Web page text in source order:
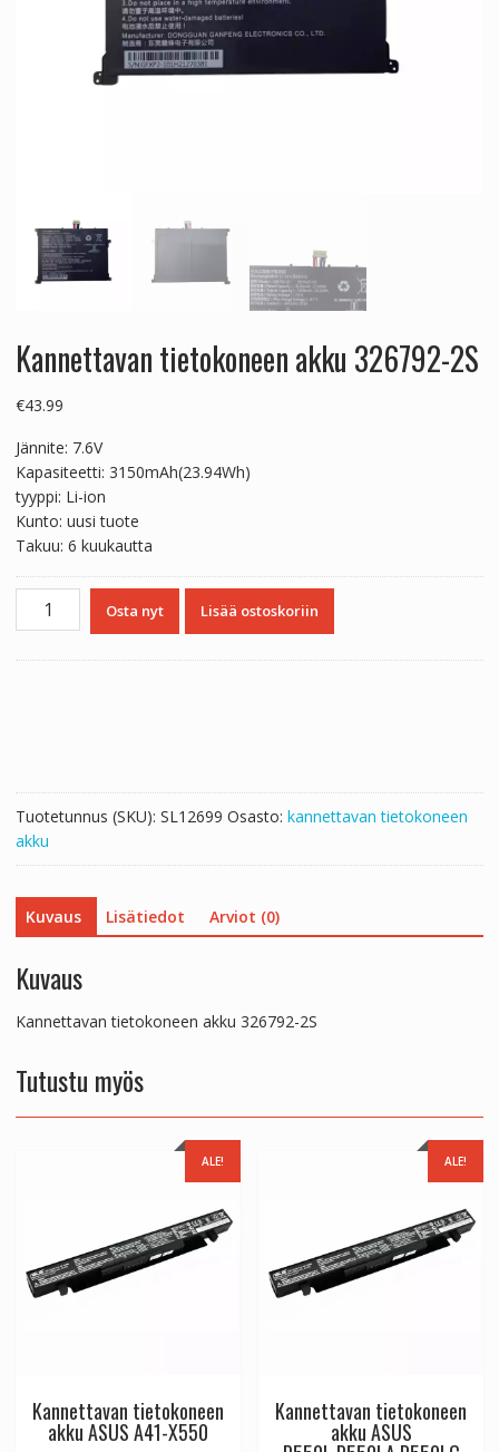
Kannettavan tietokoneen akku 326792-2S
€43.99
Jännite: 7.6V
Kapasiteetti: 3150mAh(23.94Wh)
tyyppi: Li-ion
Kunto: uusi tuote
Takuu: 6 kuukautta
Kannettavan
tietokoneen
Osta nyt Lisää ostoskoriin
Tuotetunnus (SKU): SL12699 Osasto: kannettavan tietokoneen
akku
Kuvaus Lisätiedot Arviot (0)
Kuvaus
Kannettavan tietokoneen akku 326792-2S
Tutustu myös
ALE!
Kannettavan tietokoneen
akku ASUS A41-X550
ALE!
Kannettavan tietokoneen
akku ASUS